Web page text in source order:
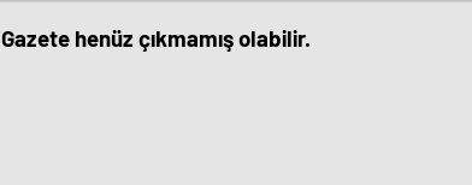
Gazete henüz çıkmamış olabilir.